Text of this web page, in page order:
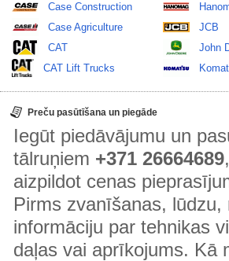
Case Construction
Case Agriculture
CAT
CAT Lift Trucks
JCB
John
Preču pasūtīšana un piegāde
Iegūt piedāvājumu un
tālruņiem +371 26664689,
aizpildot cenas
Pirms zvanīšanas,
informāciju par tehnikas
daļas vai aprīkojums. Kā